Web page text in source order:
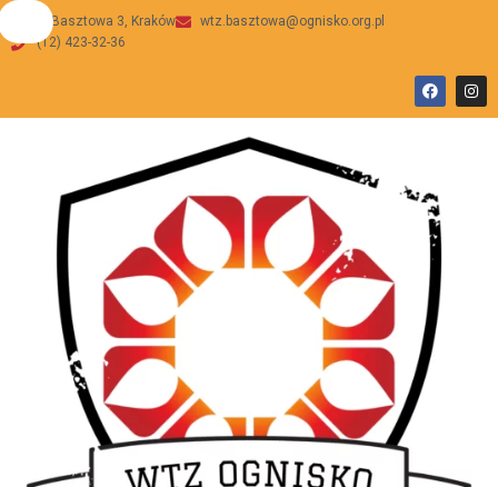
ul Basztowa 3, Kraków
wtz.basztowa@ognisko.org.pl
(12) 423-32-36